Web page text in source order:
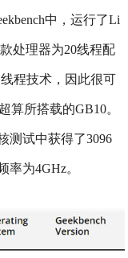
中，运行了Li
处理器为20线程配
程技术，因此很可
算所搭载的GB10。
测试中获得了3096
率为4GHz。